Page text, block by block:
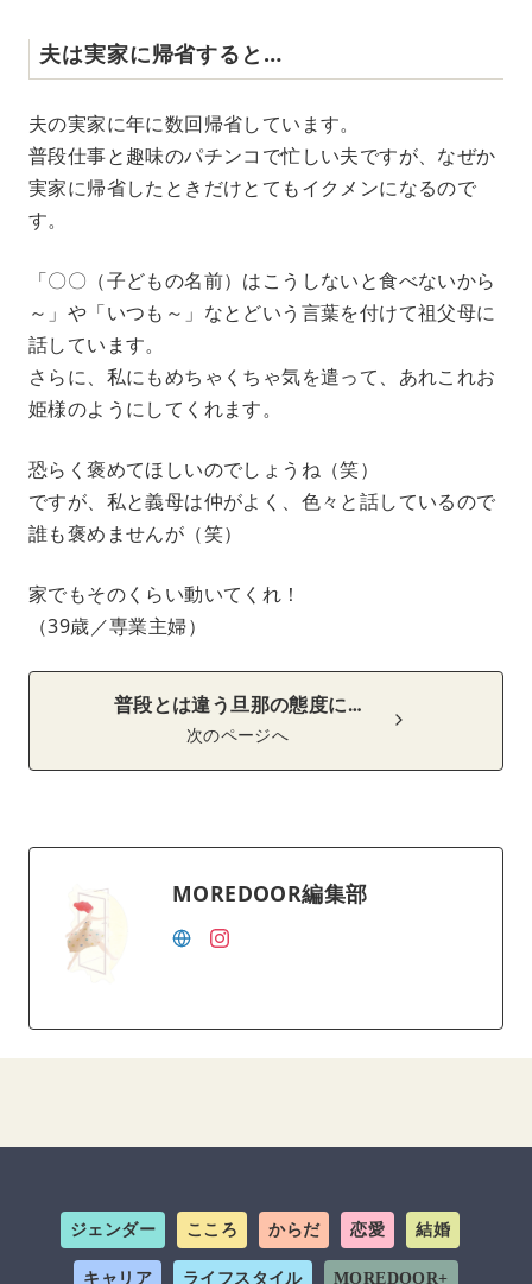
夫は実家に帰省すると…
夫の実家に年に数回帰省しています。
普段仕事と趣味のパチンコで忙しい夫ですが、なぜか
実家に帰省したときだけとてもイクメンになるので
す。
「〇〇（子どもの名前）はこうしないと食べないから
～」や「いつも～」なとどいう言葉を付けて祖父母に
話しています。
さらに、私にもめちゃくちゃ気を遣って、あれこれお
姫様のようにしてくれます。
恐らく褒めてほしいのでしょうね（笑）
ですが、私と義母は仲がよく、色々と話しているので
誰も褒めませんが（笑）
家でもそのくらい動いてくれ！
（39歳／専業主婦）
普段とは違う旦那の態度に…
次のページへ
MOREDOOR編集部
ジェンダー こころ からだ 恋愛 結婚
キャリア ライフスタイル MOREDOOR+